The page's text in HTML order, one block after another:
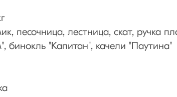
песочница, лестница, скат,
"Капитан", качели "Паутина"